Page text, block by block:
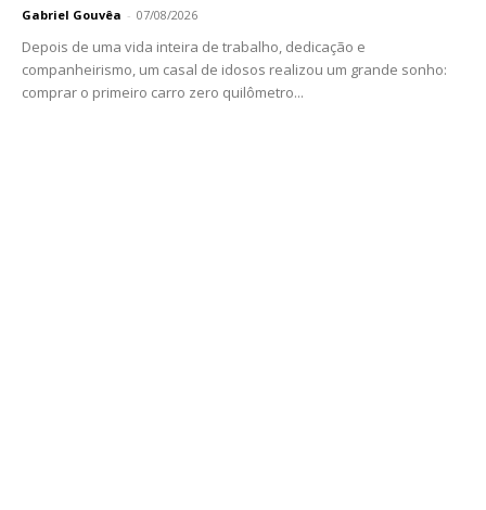
Gabriel Gouvêa - 07/08/2026
Depois de uma vida inteira de trabalho, dedicação e
companheirismo, um casal de idosos realizou um grande sonho:
comprar o primeiro carro zero quilômetro...